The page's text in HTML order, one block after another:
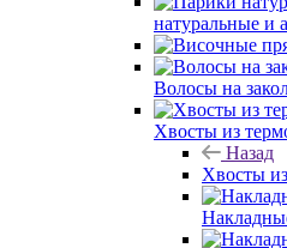
натуральные и
Волосы на
Хвосты из
Назад
Хвосты